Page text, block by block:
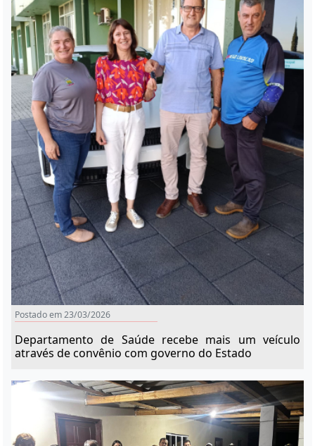
Postado em 23/03/2026
Departamento de Saúde recebe mais um veículo
através de convênio com governo do Estado